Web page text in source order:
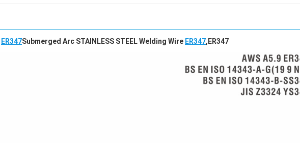
ER347Submerged Arc STAINLESS STEEL Welding Wire ER347,ER347